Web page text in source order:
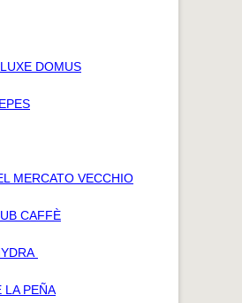
DOMUS
MERCATO VECCHIO
CAFFÈ
LA PEÑA